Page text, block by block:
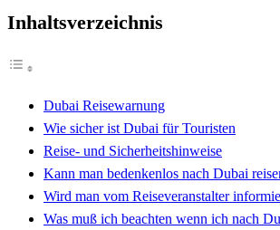
Inhaltsverzeichnis
Dubai Reisewarnung
Wie sicher ist Dubai für Touristen
Reise- und Sicherheitshinweise
Kann man bedenkenlos nach Dubai
Wird man vom Reiseveranstalter
Was muß ich beachten wenn ich nach